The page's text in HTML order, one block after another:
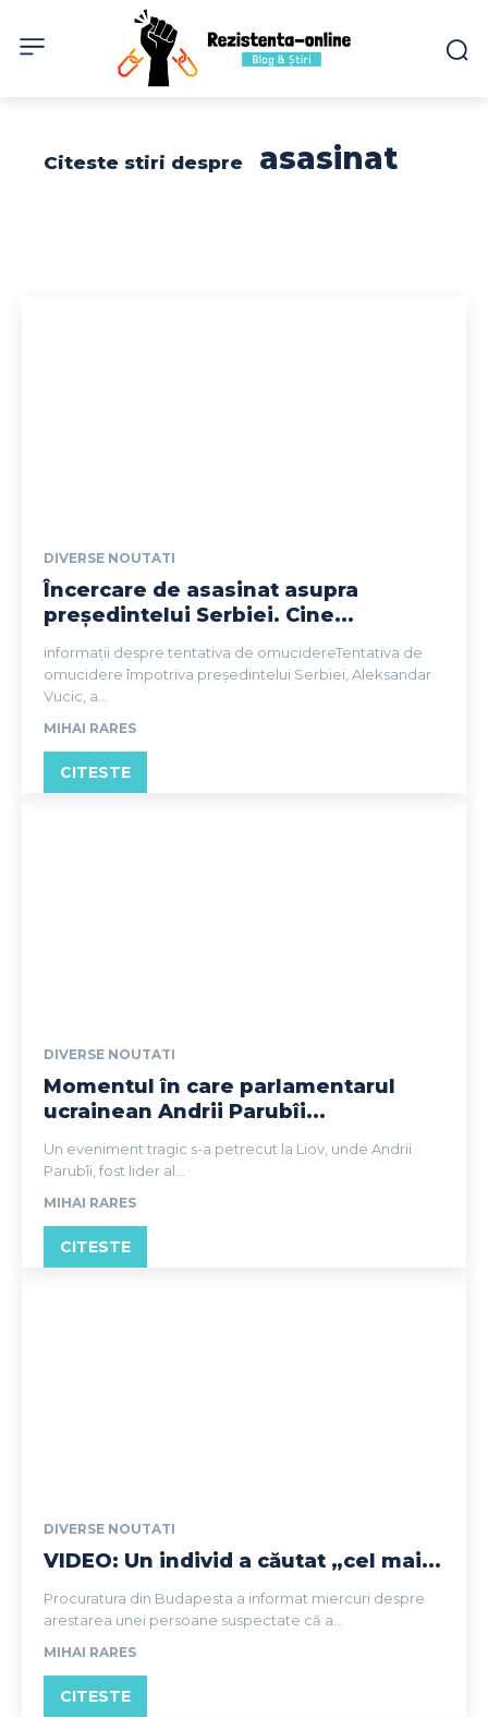
Citeste stiri despre asasinat
DIVERSE NOUTATI
Încercare de asasinat asupra
președintelui Serbiei. Cine...
informații despre tentativa de omucidereTentativa de
omucidere împotriva președintelui Serbiei, Aleksandar
Vucic, a...
MIHAI RARES
CITESTE
DIVERSE NOUTATI
Momentul în care parlamentarul
ucrainean Andrii Parubîi...
Un eveniment tragic s-a petrecut la Liov, unde Andrii
Parubîi, fost lider al...
MIHAI RARES
CITESTE
DIVERSE NOUTATI
VIDEO: Un individ a căutat „cel mai...
Procuratura din Budapesta a informat miercuri despre
arestarea unei persoane suspectate că a...
MIHAI RARES
CITESTE